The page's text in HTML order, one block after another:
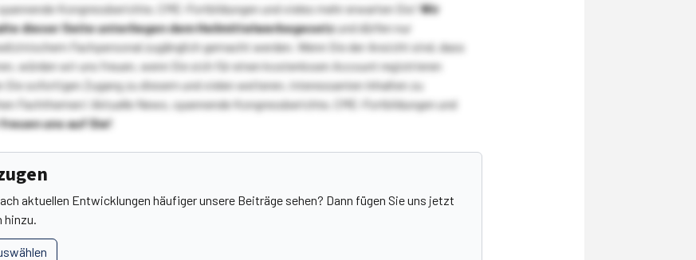
Kongressberichte, CME-Fortbildungen und vieles mehr erwarten Sie!Wir
dieser Seite unterliegen dem Heilmittelwerbegesetzund dürfen nur
Fachpersonal zugänglich gemacht werden. Wenn Sie der Ansicht sind, dass
würden wir uns freuen, wenn Sie sich für einen kostenlosen Account registrieren
Sie sofortigen Zugang zu diesem und vielen weiteren, interessanten Inhalten zu
Fachthemen! Aktuelle News, spannende Kongressberichte, CME-Fortbildungen und
uns auf Sie!
aktuellen Entwicklungen häufiger unsere Beiträge sehen? Dann fügen Sie uns jetzt
hinzu.